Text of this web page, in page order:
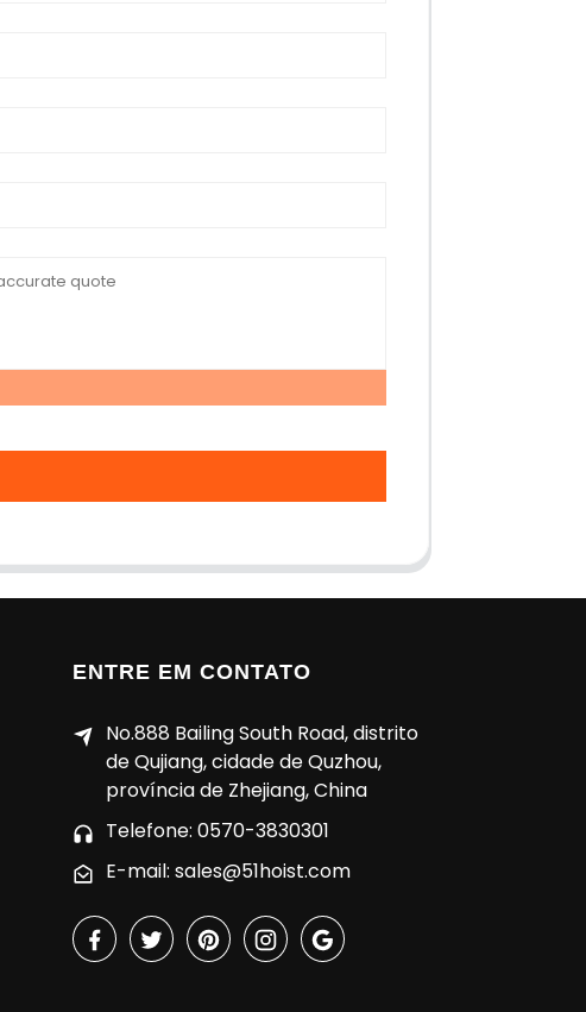
ENTRE EM CONTATO
No.888 Bailing South Road, distrito
de Qujiang, cidade de Quzhou,
província de Zhejiang, China
Telefone: 0570-3830301
E-mail: sales@51hoist.com